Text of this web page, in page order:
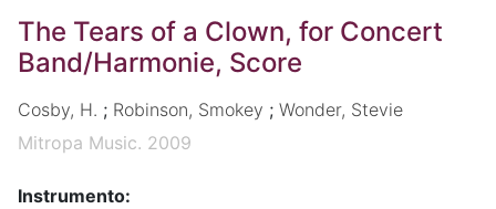
The Tears of a Clown, for Concert
Band/Harmonie, Score
Cosby, H. ; Robinson, Smokey ; Wonder, Stevie
Mitropa Music. 2009
Instrumento: